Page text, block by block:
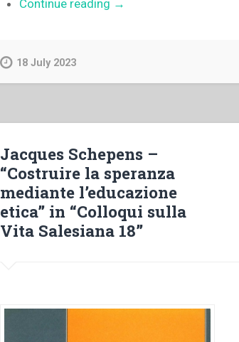
Continue reading “Egidio
→
18 July 2023
Jacques Schepens –
“Costruire la speranza
mediante l’educazione
etica” in “Colloqui sulla
Vita Salesiana 18”